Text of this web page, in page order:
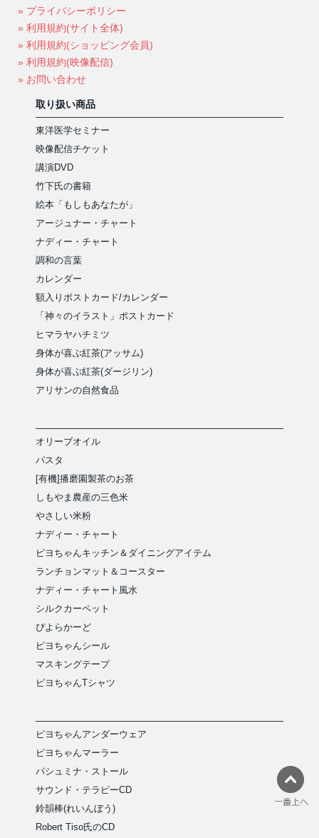
» プライバシーポリシー
» 利用規約(サイト全体)
» 利用規約(ショッピング会員)
» 利用規約(映像配信)
» お問い合わせ
取り扱い商品
東洋医学セミナー
映像配信チケット
講演DVD
竹下氏の書籍
絵本「もしもあなたが」
アージュナー・チャート
ナディー・チャート
調和の言葉
カレンダー
額入りポストカード/カレンダー
「神々のイラスト」ポストカード
ヒマラヤハチミツ
身体が喜ぶ紅茶(アッサム)
身体が喜ぶ紅茶(ダージリン)
アリサンの自然食品
オリーブオイル
パスタ
[有機]播磨園製茶のお茶
しもやま農産の三色米
やさしい米粉
ナディー・チャート
ピヨちゃんキッチン＆ダイニングアイテム
ランチョンマット＆コースター
ナディー・チャート風水
シルクカーペット
ぴよらかーど
ピヨちゃんシール
マスキングテープ
ピヨちゃんTシャツ
ピヨちゃんアンダーウェア
ピヨちゃんマーラー
パシュミナ・ストール
サウンド・テラピーCD
鈴韻棒(れいんぼう)
Robert Tiso氏のCD